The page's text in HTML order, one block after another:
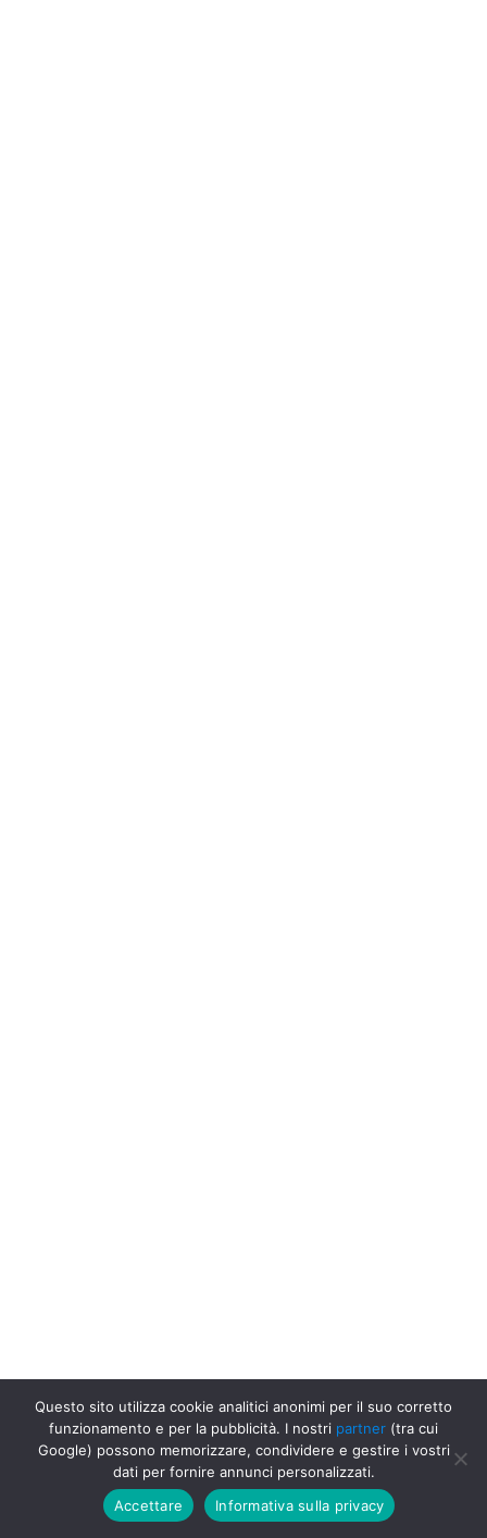
Uffici Postali in Italia Uffici Postali a Milano
Poste Italiane, Città
Metropolitana di Milano, Milano
Go up
Questo sito utilizza cookie analitici anonimi per il suo corretto
funzionamento e per la pubblicità. I nostri partner (tra cui
Google) possono memorizzare, condividere e gestire i vostri
dati per fornire annunci personalizzati.
Accettare
Informativa sulla privacy